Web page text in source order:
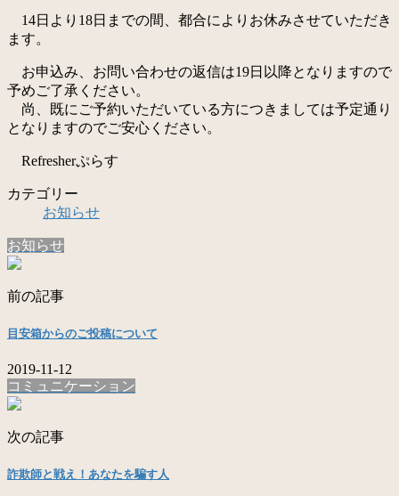
14日より18日までの間、都合によりお休みさせていただき
ます。
お申込み、お問い合わせの返信は19日以降となりますので
予めご了承ください。
尚、既にご予約いただいている方につきましては予定通り
となりますのでご安心ください。
Refresherぷらす
カテゴリー
お知らせ
お知らせ
前の記事
目安箱からのご投稿について
2019-11-12
コミュニケーション
次の記事
詐欺師と戦え！あなたを騙す人